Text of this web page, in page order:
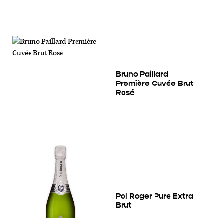
Bruno Paillard
Première Cuvée Brut
Rosé
Pol Roger Pure Extra
Brut